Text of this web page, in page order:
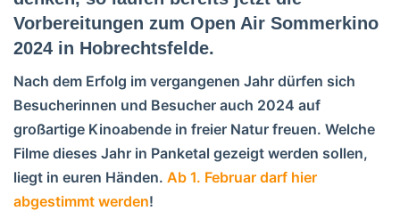
Vorbereitungen zum Open Air Sommerkino
2024 in Hobrechtsfelde.
Nach dem Erfolg im vergangenen Jahr dürfen sich
Besucherinnen und Besucher auch 2024 auf
großartige Kinoabende in freier Natur freuen. Welche
Filme dieses Jahr in Panketal gezeigt werden sollen,
liegt in euren Händen. Ab 1. Februar darf hier
abgestimmt werden!